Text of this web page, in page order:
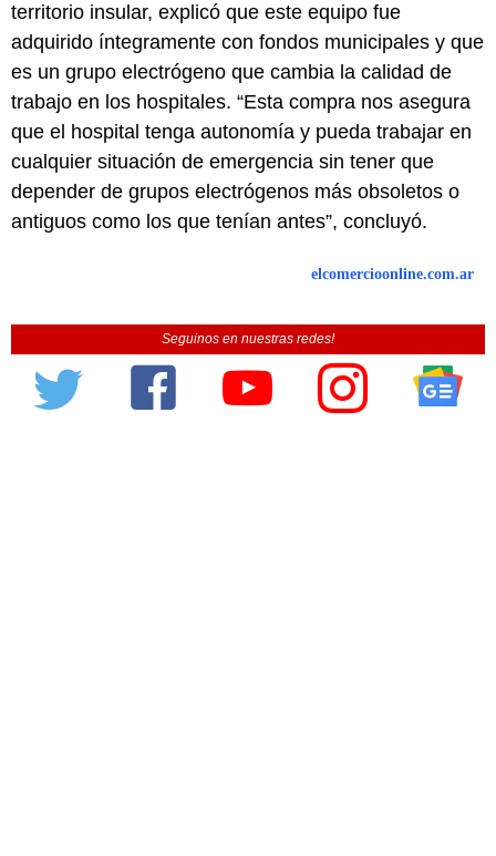
territorio insular, explicó que este equipo fue
adquirido íntegramente con fondos municipales y que
es un grupo electrógeno que cambia la calidad de
trabajo en los hospitales. “Esta compra nos asegura
que el hospital tenga autonomía y pueda trabajar en
cualquier situación de emergencia sin tener que
depender de grupos electrógenos más obsoletos o
antiguos como los que tenían antes”, concluyó.
elcomercioonline.com.ar
Seguinos en nuestras redes!